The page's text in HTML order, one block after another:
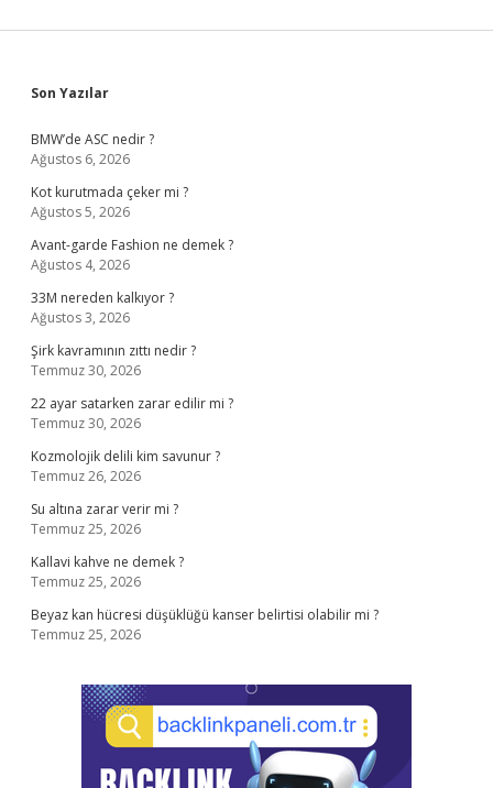
Sidebar
Son Yazılar
BMW’de ASC nedir ?
Ağustos 6, 2026
Kot kurutmada çeker mi ?
Ağustos 5, 2026
Avant-garde Fashion ne demek ?
Ağustos 4, 2026
33M nereden kalkıyor ?
Ağustos 3, 2026
Şirk kavramının zıttı nedir ?
Temmuz 30, 2026
22 ayar satarken zarar edilir mi ?
Temmuz 30, 2026
Kozmolojik delili kim savunur ?
Temmuz 26, 2026
Su altına zarar verir mi ?
Temmuz 25, 2026
Kallavi kahve ne demek ?
Temmuz 25, 2026
Beyaz kan hücresi düşüklüğü kanser belirtisi olabilir mi ?
Temmuz 25, 2026